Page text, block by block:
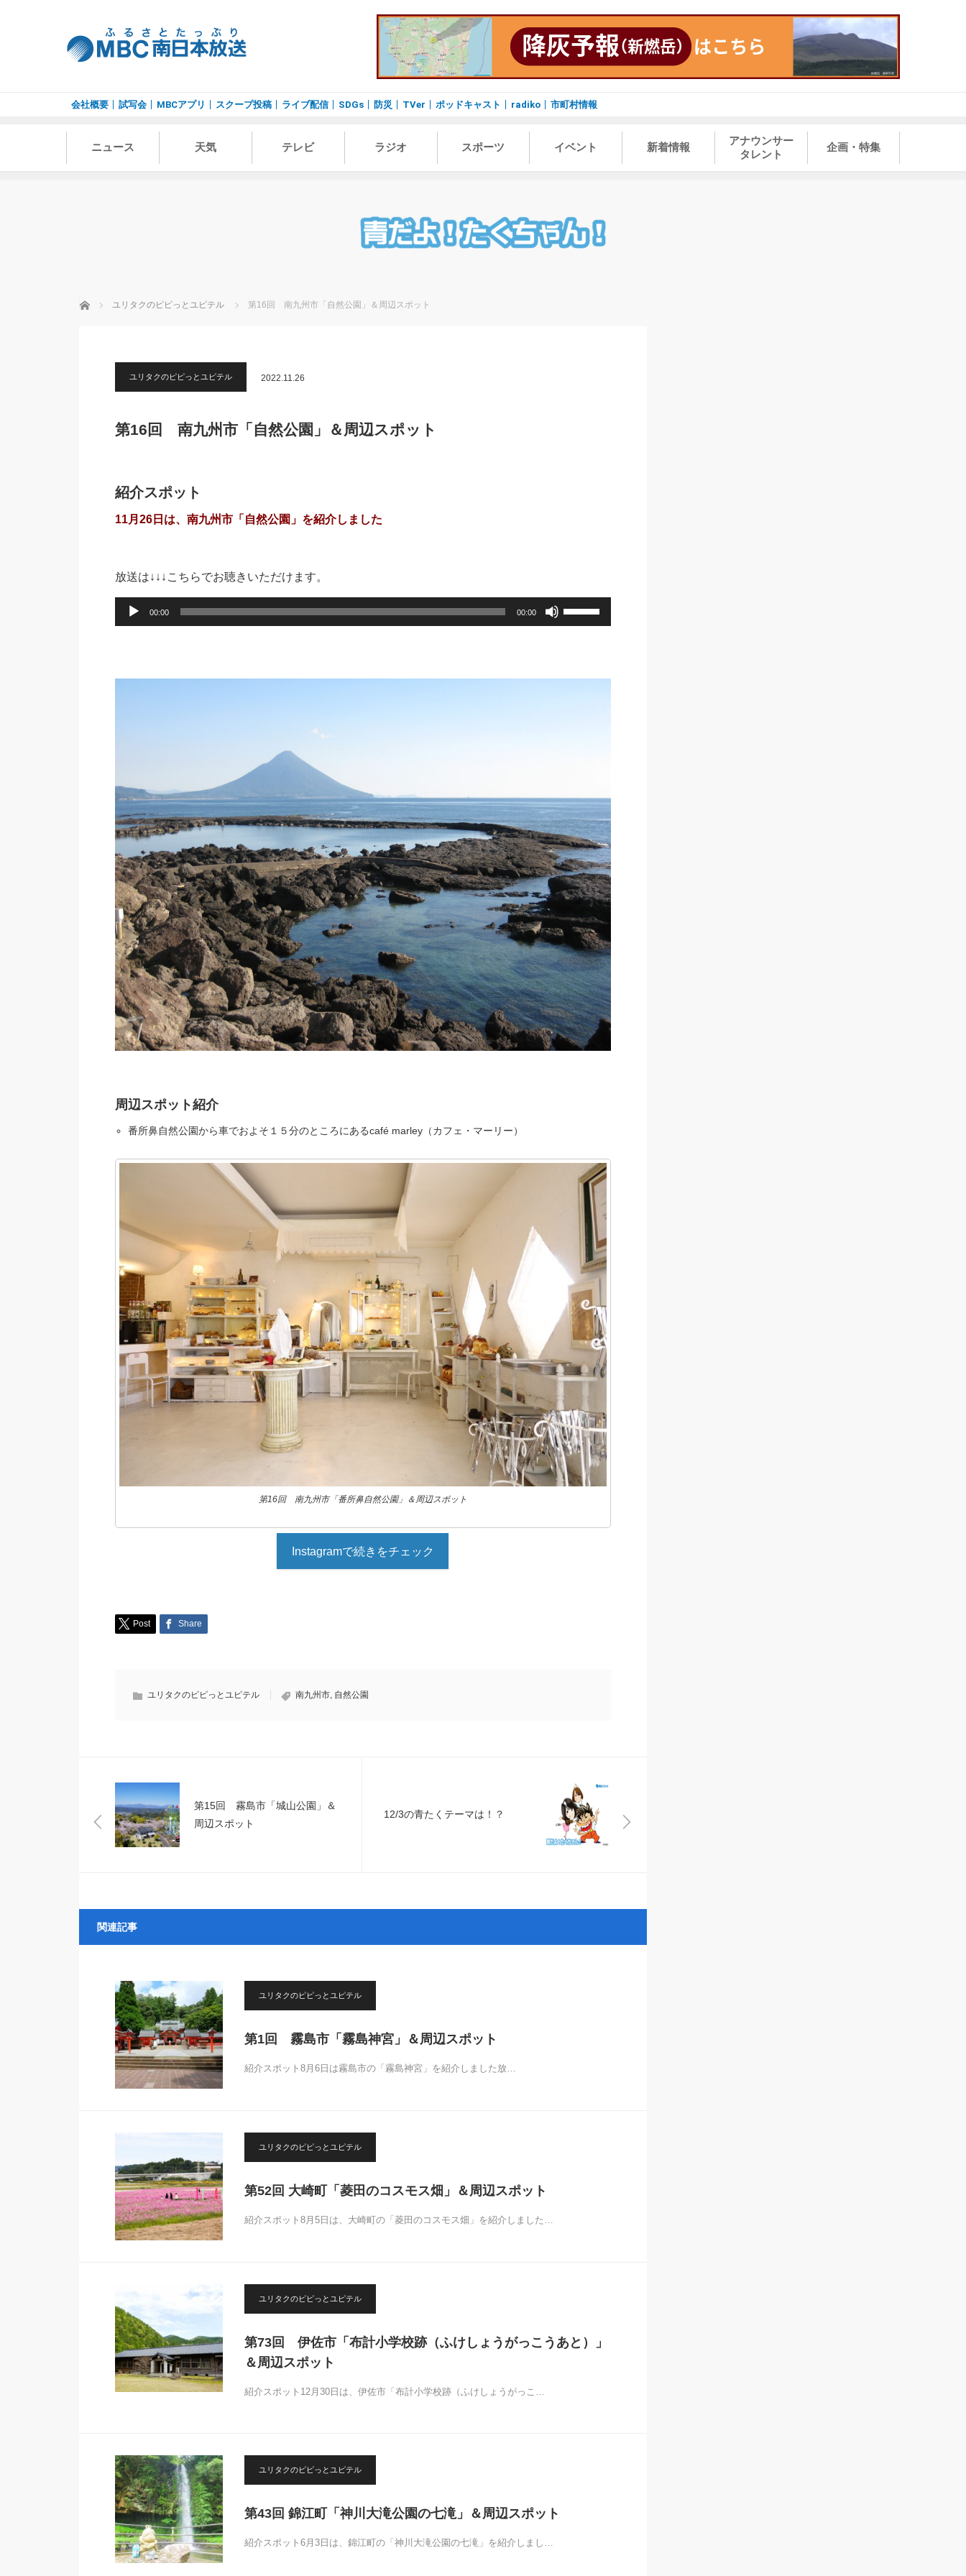
会社概要 試写会 MBCアプリ スクープ投稿 ライブ配信 SDGs 防災 TVer ポッドキャスト radiko 市町村情報
ニュース 天気 テレビ ラジオ スポーツ イベント 新着情報
アナウンサー
タレント
企画・特集
ホーム ユリタクのピピっとユピテル 第16回 南九州市「自然公園」＆周辺スポット
ユリタクのピピっとユピテル 2022.11.26
第16回 南九州市「自然公園」＆周辺スポット
紹介スポット
11月26日は、南九州市「自然公園」を紹介しました
放送は↓↓↓こちらでお聴きいただけます。
音
00:00 00:00
ボ
ー
上
下
矢
印
ー
を
使
っ
て
く
周辺スポット紹介
番所鼻自然公園から車でおよそ１５分のところにあるcafé marley（カフェ・マーリー）
第16回 南九州市「番所鼻自然公園」＆周辺スポット
Instagramで続きをチェック
Post Share
ユリタクのピピっとユピテル 南九州市, 自然公園
第15回 霧島市「城山公園」＆
周辺スポット
12/3の青たくテーマは！？
関連記事
ユリタクのピピっとユピテル
第1回 霧島市「霧島神宮」＆周辺スポット
紹介スポット8月6日は霧島市の「霧島神宮」を紹介しました放…
ユリタクのピピっとユピテル
第52回 大崎町「菱田のコスモス畑」＆周辺スポット
紹介スポット8月5日は、大崎町の「菱田のコスモス畑」を紹介しました…
ユリタクのピピっとユピテル
第73回 伊佐市「布計小学校跡（ふけしょうがっこうあと）」
＆周辺スポット
紹介スポット12月30日は、伊佐市「布計小学校跡（ふけしょうがっこ…
ユリタクのピピっとユピテル
第43回 錦江町「神川大滝公園の七滝」＆周辺スポット
紹介スポット6月3日は、錦江町の「神川大滝公園の七滝」を紹介しまし…